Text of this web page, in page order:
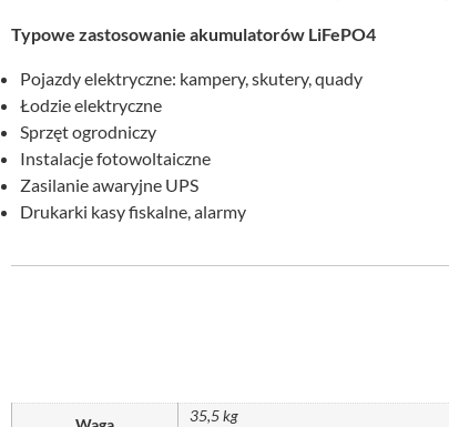
Typowe zastosowanie akumulatorów LiFePO4
Pojazdy elektryczne: kampery, skutery, quady
Łodzie elektryczne
Sprzęt ogrodniczy
Instalacje fotowoltaiczne
Zasilanie awaryjne UPS
Drukarki kasy fiskalne, alarmy
35,5 kg